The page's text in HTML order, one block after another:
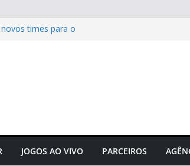
times para o
do jogo Maranhão x
grandes corridas de rua e
para evitar lesões
JOGOS AO VIVO PARCEIROS